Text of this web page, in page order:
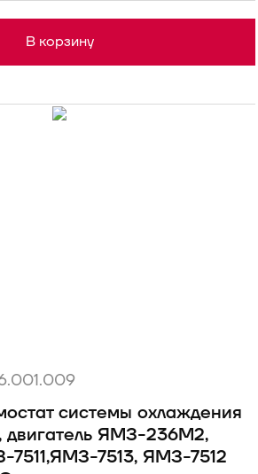
В корзину
системы охлаждения
ЯМЗ-236М2,
7513, ЯМЗ-7512